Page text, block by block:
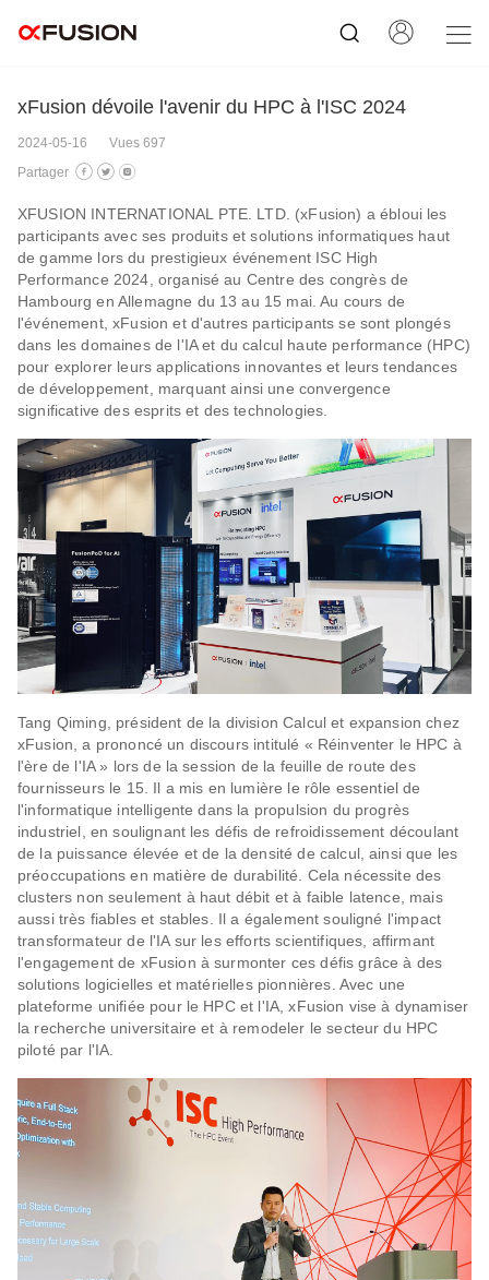
xFusion dévoile l'avenir du HPC à l'ISC 2024
2024-05-16
Vues 697
Partager
XFUSION INTERNATIONAL PTE. LTD. (xFusion) a ébloui les
participants avec ses produits et solutions informatiques haut
de gamme lors du prestigieux événement ISC High
Performance 2024, organisé au Centre des congrès de
Hambourg en Allemagne du 13 au 15 mai. Au cours de
l'événement, xFusion et d'autres participants se sont plongés
dans les domaines de l'IA et du calcul haute performance (HPC)
pour explorer leurs applications innovantes et leurs tendances
de développement, marquant ainsi une convergence
significative des esprits et des technologies.
Tang Qiming, président de la division Calcul et expansion chez
xFusion, a prononcé un discours intitulé « Réinventer le HPC à
l'ère de l'IA » lors de la session de la feuille de route des
fournisseurs le 15. Il a mis en lumière le rôle essentiel de
l'informatique intelligente dans la propulsion du progrès
industriel, en soulignant les défis de refroidissement découlant
de la puissance élevée et de la densité de calcul, ainsi que les
préoccupations en matière de durabilité. Cela nécessite des
clusters non seulement à haut débit et à faible latence, mais
aussi très fiables et stables. Il a également souligné l'impact
transformateur de l'IA sur les efforts scientifiques, affirmant
l'engagement de xFusion à surmonter ces défis grâce à des
solutions logicielles et matérielles pionnières. Avec une
plateforme unifiée pour le HPC et l'IA, xFusion vise à dynamiser
la recherche universitaire et à remodeler le secteur du HPC
piloté par l'IA.